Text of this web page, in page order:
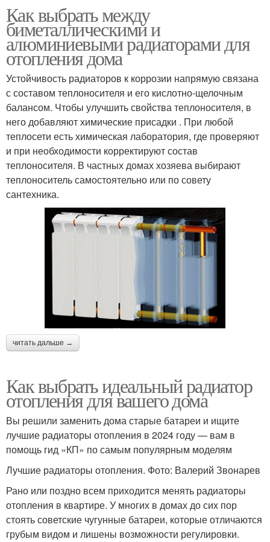
Как выбрать между
биметаллическими и
алюминиевыми радиаторами для
отопления дома
Устойчивость радиаторов к коррозии напрямую связана
с составом теплоносителя и его кислотно-щелочным
балансом. Чтобы улучшить свойства теплоносителя, в
него добавляют химические присадки . При любой
теплосети есть химическая лаборатория, где проверяют
и при необходимости корректируют состав
теплоносителя. В частных домах хозяева выбирают
теплоноситель самостоятельно или по совету
сантехника.
читать дальше →
Как выбрать идеальный радиатор
отопления для вашего дома
Вы решили заменить дома старые батареи и ищите
лучшие радиаторы отопления в 2024 году — вам в
помощь гид «КП» по самым популярным моделям
Лучшие радиаторы отопления. Фото: Валерий Звонарев
Рано или поздно всем приходится менять радиаторы
отопления в квартире. У многих в домах до сих пор
стоять советские чугунные батареи, которые отличаются
грубым видом и лишены возможности регулировки.